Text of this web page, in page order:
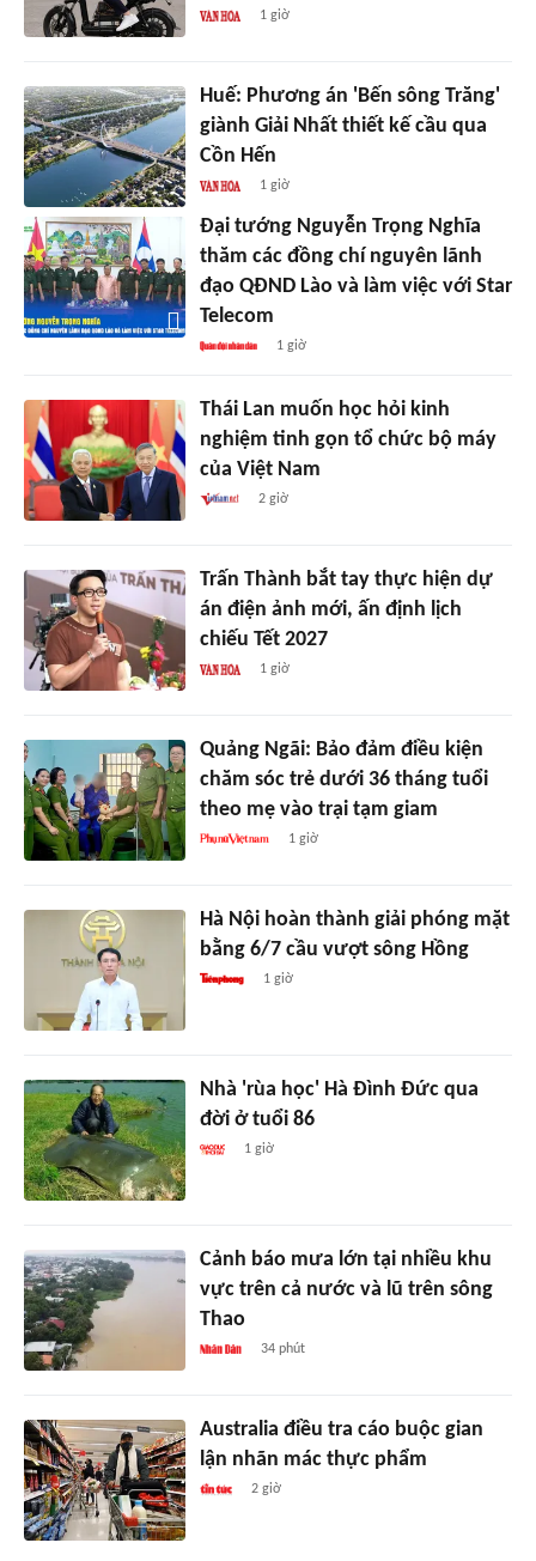
1 giờ
Huế: Phương án 'Bến sông Trăng'
giành Giải Nhất thiết kế cầu qua
Cồn Hến
1 giờ
Đại tướng Nguyễn Trọng Nghĩa
thăm các đồng chí nguyên lãnh
đạo QĐND Lào và làm việc với Star
Telecom
1 giờ
Thái Lan muốn học hỏi kinh
nghiệm tinh gọn tổ chức bộ máy
của Việt Nam
2 giờ
Trấn Thành bắt tay thực hiện dự
án điện ảnh mới, ấn định lịch
chiếu Tết 2027
1 giờ
Quảng Ngãi: Bảo đảm điều kiện
chăm sóc trẻ dưới 36 tháng tuổi
theo mẹ vào trại tạm giam
1 giờ
Hà Nội hoàn thành giải phóng mặt
bằng 6/7 cầu vượt sông Hồng
1 giờ
Nhà 'rùa học' Hà Đình Đức qua
đời ở tuổi 86
1 giờ
Cảnh báo mưa lớn tại nhiều khu
vực trên cả nước và lũ trên sông
Thao
34 phút
Australia điều tra cáo buộc gian
lận nhãn mác thực phẩm
2 giờ